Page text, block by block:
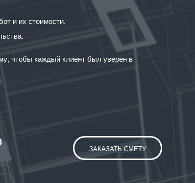
и их стоимости.
чтобы каждый клиент был уверен в
ЗАКАЗАТЬ СМЕТУ